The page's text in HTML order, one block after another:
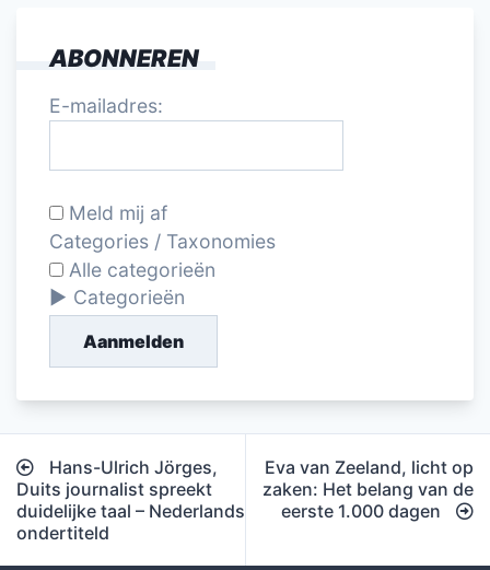
ABONNEREN
E-mailadres:
Meld mij af
Categories / Taxonomies
Alle categorieën
Categorieën
Aanmelden
Bericht
navigatie
Hans-Ulrich Jörges,
Duits journalist spreekt
duidelijke taal – Nederlands
ondertiteld
Eva van Zeeland, licht op
zaken: Het belang van de
eerste 1.000 dagen